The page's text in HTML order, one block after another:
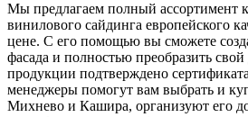
Мы предлагаем полный ассортимент
винилового сайдинга европейского
цене. С его помощью вы сможете
фасада и полностью преобразить
продукции подтверждено
менеджеры помогут вам выбрать и
Михнево и Кашира, организуют его